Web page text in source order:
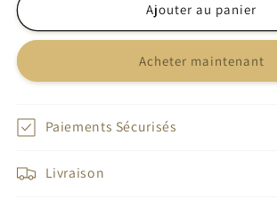
Bracelet
Pierre
lave
Bracelet
Pierre
de
lave
Ajouter au panier
Acheter maintenant
Paiements Sécurisés
Livraison